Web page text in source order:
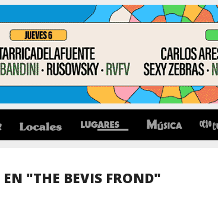
"THE BEVIS FROND"